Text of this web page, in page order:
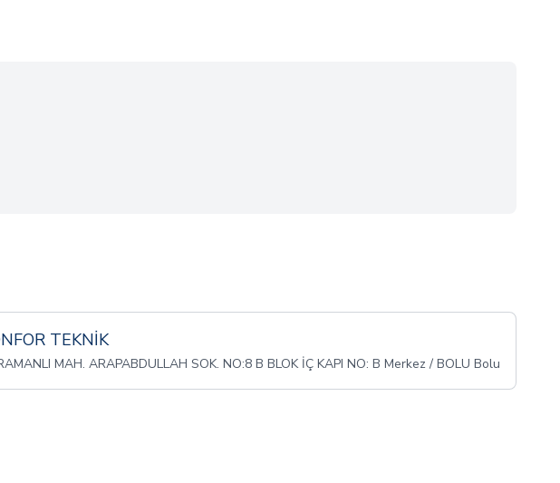
TEKNİK
MAH. ARAPABDULLAH SOK. NO:8 B BLOK İÇ KAPI NO: B Merkez / BOLU Bolu